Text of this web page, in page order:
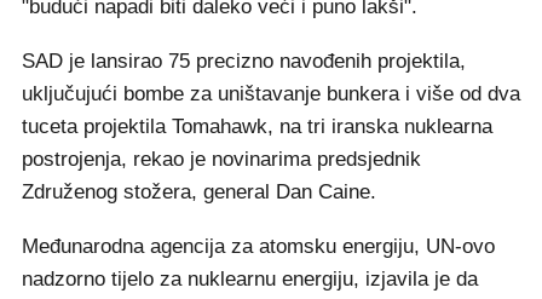
"budući napadi biti daleko veći i puno lakši".
SAD je lansirao 75 precizno navođenih projektila,
uključujući bombe za uništavanje bunkera i više od dva
tuceta projektila Tomahawk, na tri iranska nuklearna
postrojenja, rekao je novinarima predsjednik
Združenog stožera, general Dan Caine.
Međunarodna agencija za atomsku energiju, UN-ovo
nadzorno tijelo za nuklearnu energiju, izjavila je da